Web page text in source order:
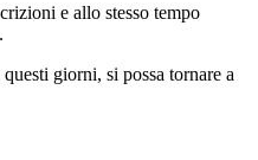
e allo stesso tempo
giorni, si possa tornare a